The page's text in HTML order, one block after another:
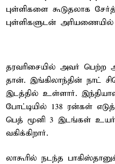
புள்ளிகளை கூடுதலாக
புள்ளிகளுடன்
தரவரிசையில் அவர் பெற்ற
தான். இங்கிலாந்தின் நாட்
இடத்தில் உள்ளார்.
போட்டியில் 138 ரன்கள்
பெத் மூனி 3 இடங்கள்
வகிக்கிறார்.
லாகூரில் நடந்த